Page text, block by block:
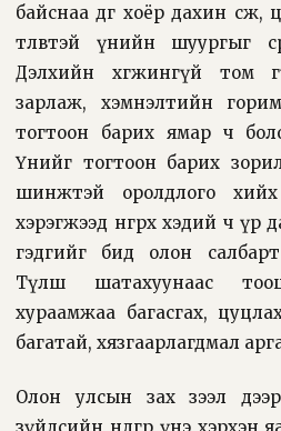
байснаа өдгөө хоёр дахин
төлөвтэй үнийн шуургыг
Дэлхийн хөгжингүй том
зарлаж, хэмнэлтийн
тогтоон барих ямар ч
Үнийг тогтоон барих
шинжтэй оролдлого
хэрэгжээд өнгөрөх хэдий ч
гэдгийг бид олон
Түлш шатахуунаас
хураамжаа багасгах,
багатай, хязгаарлагдмал
Олон улсын зах зээл